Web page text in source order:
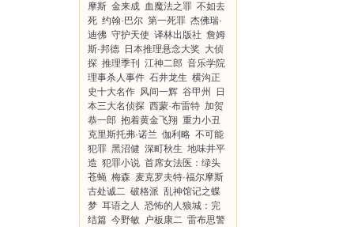
摩斯 金来成 血魔法之罪 不如去
死 约翰·巴尔 第一死罪 杰佛瑞·
迪佛 守护天使 译林出版社 詹姆
斯·邦德 日本推理悬念大奖 大侦
探 推理季刊 江神二郎 音乐学院
理事杀人事件 石井龙生 横沟正
史十大名作 风间一辉 谷甲州
日
本三大名侦探 西蒙·布雷特 加贺
恭一郎 抱着黄金飞翔 重力小丑
克里斯托弗·诺兰 伽利略 不可能
犯罪 黑沼健 深町秋生 地味井平
造 犯罪小说 首席女法医：绿头
苍蝇 梅森 麦克罗夫特·福尔摩斯
古处诚二 破格派 乱神馆记之蝶
梦 耳语之人 恐怖的人狼城：完
结篇 今野敏 户板康二 雷布思警